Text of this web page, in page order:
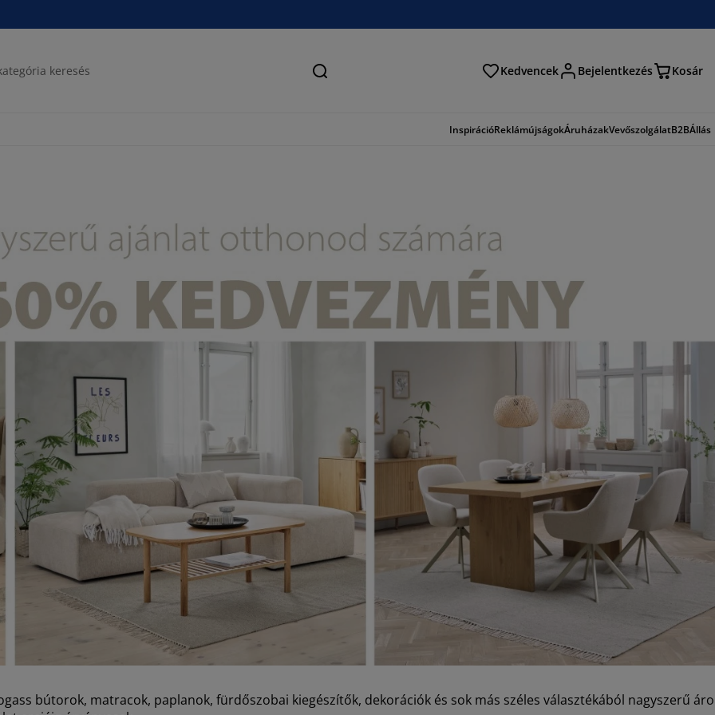
Keresés Kedvencek Bejelentkezés Kosár
InspirációReklámújságokÁruházakVevőszolgálatB2BÁllás
bútorok, matracok, paplanok, fürdőszobai kiegészítők, dekorációk és sok más széles választékából nagyszerű